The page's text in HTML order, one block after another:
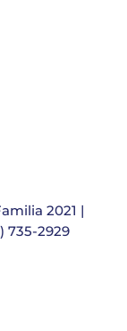
2021 |
735-2929